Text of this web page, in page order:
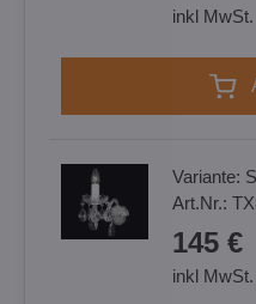
inkl
Variante:
Art.Nr.:
145 €
inkl